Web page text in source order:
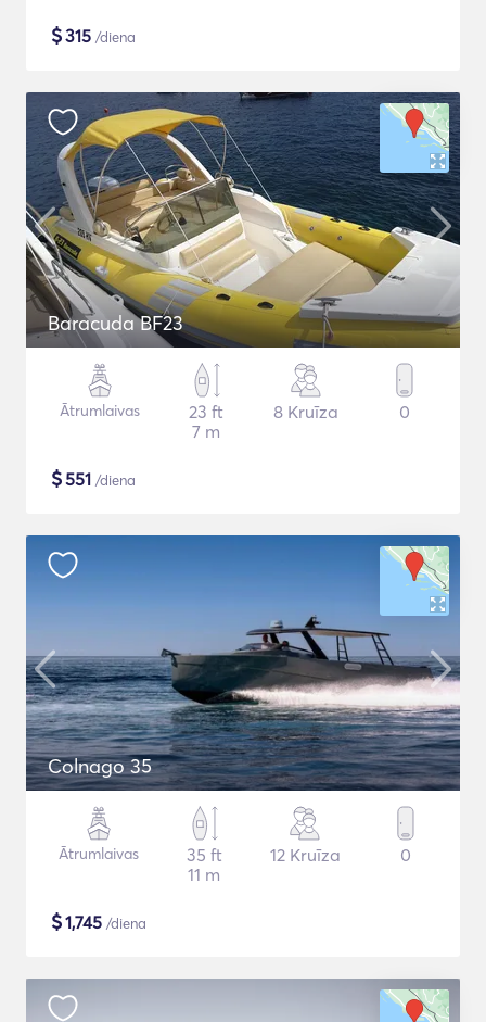
$315 /diena
Baracuda BF23
Ātrumlaivas
23 ft
7 m
8 Kruīza 0
$551 /diena
Colnago 35
Ātrumlaivas
35 ft
11 m
12 Kruīza 0
$1,745 /diena